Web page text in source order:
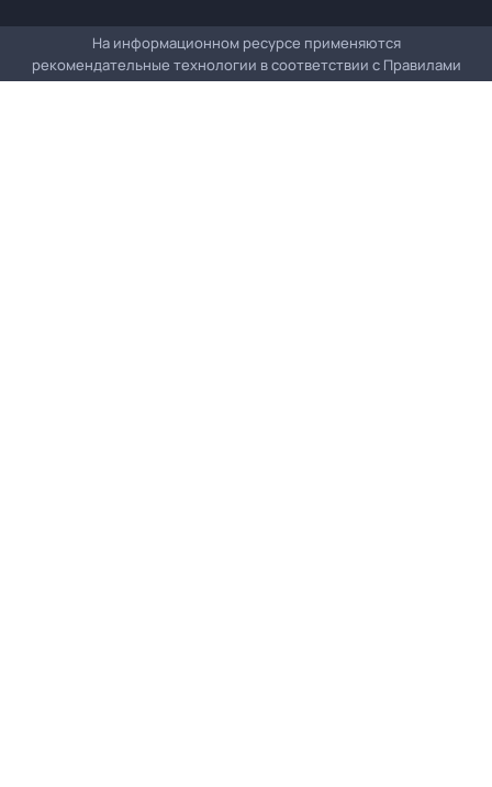
На информационном ресурсе применяются
рекомендательные технологии в соответствии с Правилами